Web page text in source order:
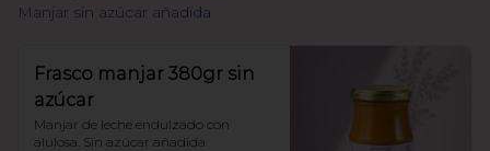
Manjar sin azúcar añadida
Frasco manjar 380gr sin
azúcar
Manjar de leche endulzado con
alulosa. Sin azúcar añadida